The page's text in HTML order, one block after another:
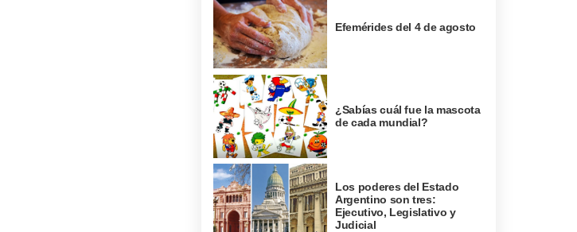
Efemérides del 4 de agosto
¿Sabías cuál fue la mascota
de cada mundial?
Los poderes del Estado
Argentino son tres:
Ejecutivo, Legislativo y
Judicial